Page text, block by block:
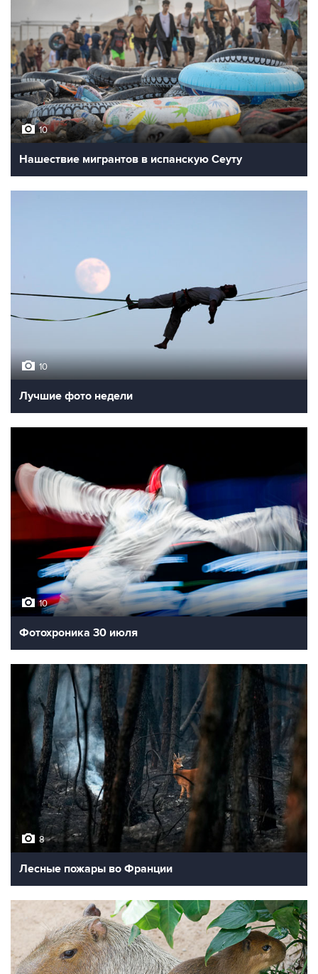
10
Нашествие мигрантов в испанскую Сеуту
10
Лучшие фото недели
10
Фотохроника 30 июля
8
Лесные пожары во Франции